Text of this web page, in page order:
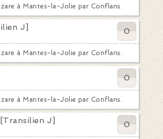
à Mantes-la-Jolie par Conflans.
J] 0
à Mantes-la-Jolie par Conflans.
0
à Mantes-la-Jolie par Conflans.
J] 0